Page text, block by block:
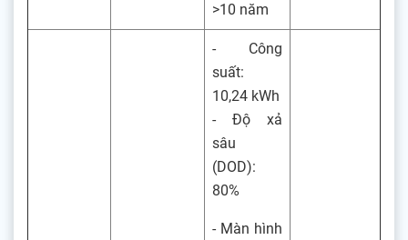
>10 năm
- Công
suất:
10,24 kWh
- Độ xả
sâu
(DOD):
80%
- Màn hình